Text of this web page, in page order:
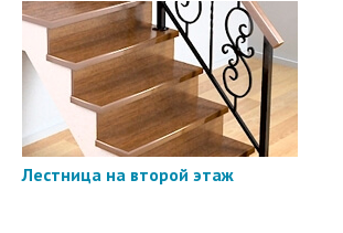
Лестница на второй этаж